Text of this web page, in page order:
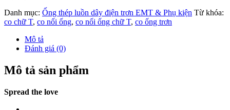
Danh mục: Ống thép luồn dây điện trơn EMT & Phụ kiện Từ khóa:
co chữ T, co nối ống, co nối ống chữ T, co ống trơn
Mô tả
Đánh giá (0)
Mô tả sản phẩm
Spread the love